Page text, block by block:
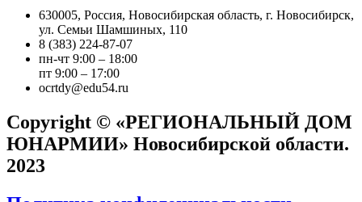
630005, Россия, Новосибирская область, г. Новосибирск,
ул. Семьи Шамшиных, 110
8 (383) 224-87-07
пн-чт 9:00 – 18:00
пт 9:00 – 17:00
ocrtdy@edu54.ru
Copyright © «РЕГИОНАЛЬНЫЙ ДОМ
ЮНАРМИИ» Новосибирской области.
2023